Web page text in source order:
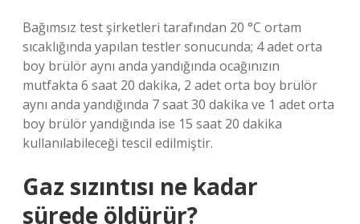
Bağımsız test şirketleri tarafından 20 °C ortam
sıcaklığında yapılan testler sonucunda; 4 adet orta
boy brülör aynı anda yandığında ocağınızın
mutfakta 6 saat 20 dakika, 2 adet orta boy brülör
aynı anda yandığında 7 saat 30 dakika ve 1 adet orta
boy brülör yandığında ise 15 saat 20 dakika
kullanılabileceği tescil edilmiştir.
Gaz sızıntısı ne kadar
sürede öldürür?